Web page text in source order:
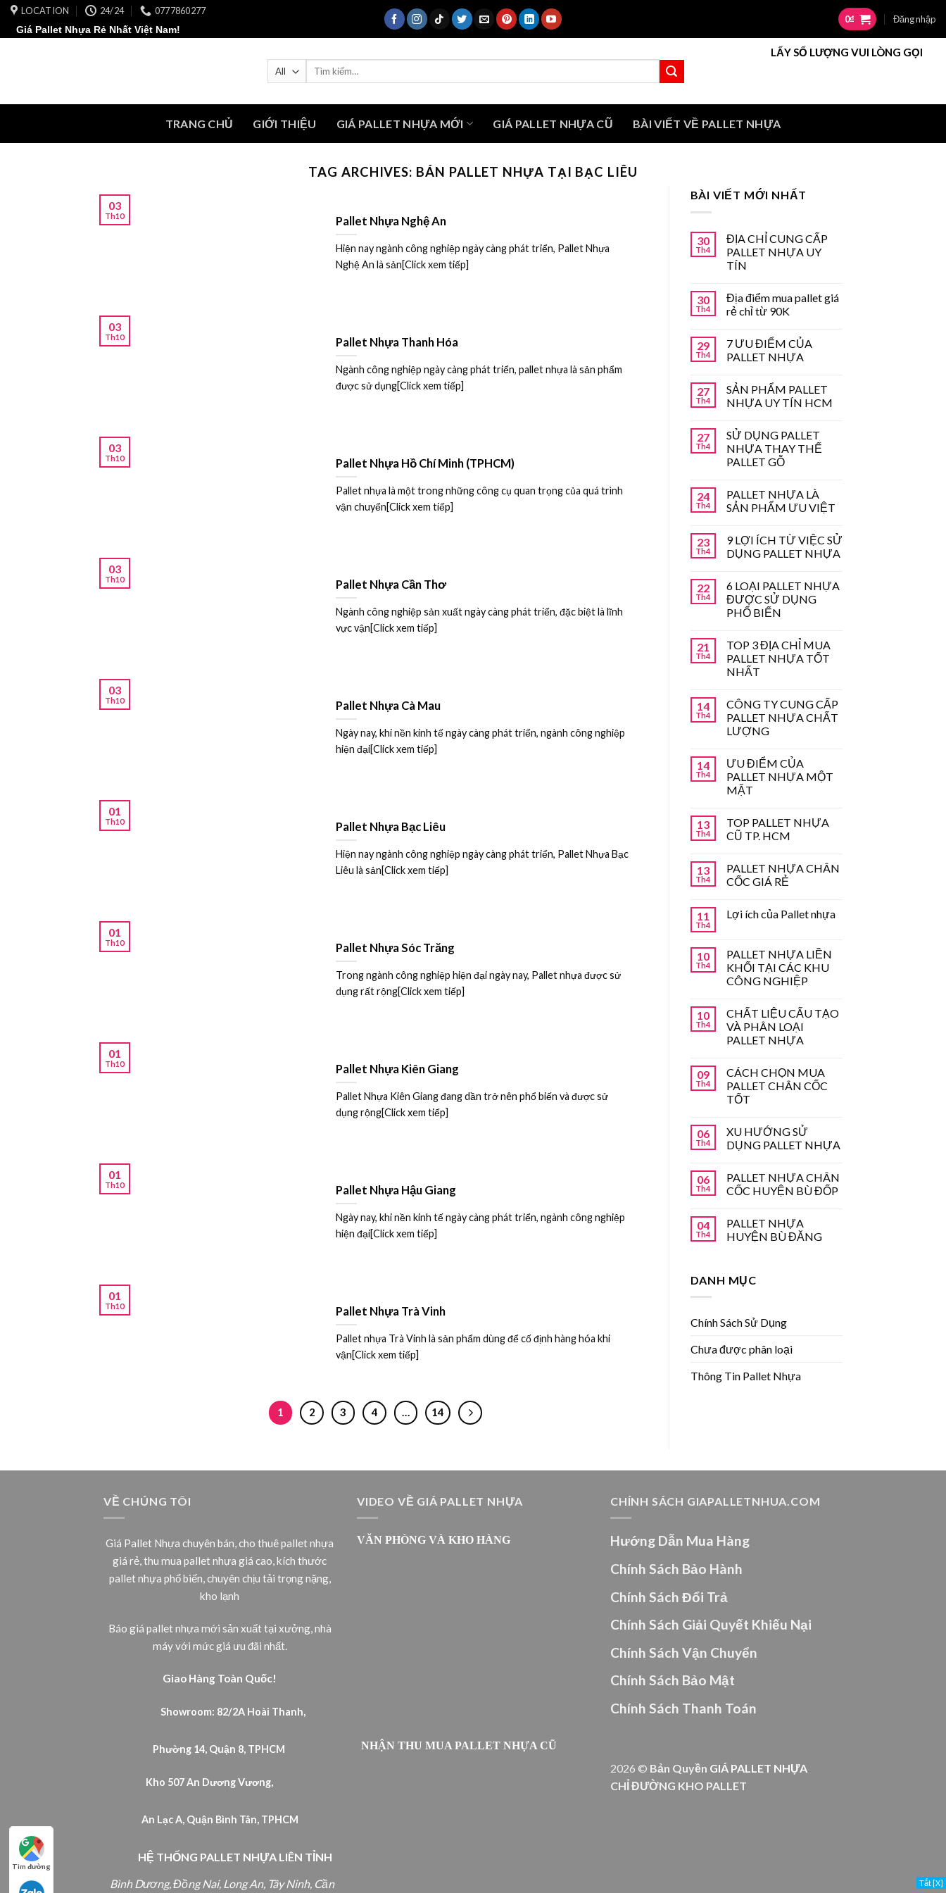
Skip LOCATION 24/24
0777860277
Giá Pallet Nhựa Rẻ Nhất Việt Nam!
0₫ Đăng nhập
Tìm
LẤY SỐ LƯỢNG VUI LÒNG GỌI
TRANG CHỦ GIỚI THIỆU GIÁ PALLET NHỰA MỚI GIÁ PALLET NHỰA CŨ BÀI VIẾT VỀ PALLET NHỰA
TAG ARCHIVES: BÁN PALLET NHỰA TẠI BẠC LIÊU
Pallet Nhựa Nghệ An
Hiện nay ngành công nghiệp ngày càng phát triển, Pallet Nhựa
Nghệ An là sản[Click xem tiếp]
03
Th10
Pallet Nhựa Thanh Hóa
Ngành công nghiệp ngày càng phát triển, pallet nhựa là sản phẩm
được sử dụng[Click xem tiếp]
03
Th10
Pallet Nhựa Hồ Chí Minh (TPHCM)
Pallet nhựa là một trong những công cụ quan trọng của quá trình
vận chuyển[Click xem tiếp]
03
Th10
Pallet Nhựa Cần Thơ
Ngành công nghiệp sản xuất ngày càng phát triển, đặc biệt là lĩnh
vực vận[Click xem tiếp]
03
Th10
Pallet Nhựa Cà Mau
Ngày nay, khi nền kinh tế ngày càng phát triển, ngành công nghiệp
hiện đại[Click xem tiếp]
03
Th10
Pallet Nhựa Bạc Liêu
Hiện nay ngành công nghiệp ngày càng phát triển, Pallet Nhựa Bạc
Liêu là sản[Click xem tiếp]
01
Th10
Pallet Nhựa Sóc Trăng
Trong ngành công nghiệp hiện đại ngày nay, Pallet nhựa được sử
dụng rất rộng[Click xem tiếp]
01
Th10
Pallet Nhựa Kiên Giang
Pallet Nhựa Kiên Giang đang dần trở nên phổ biến và được sử
dụng rộng[Click xem tiếp]
01
Th10
Pallet Nhựa Hậu Giang
Ngày nay, khi nền kinh tế ngày càng phát triển, ngành công nghiệp
hiện đại[Click xem tiếp]
01
Th10
Pallet Nhựa Trà Vinh
Pallet nhựa Trà Vinh là sản phẩm dùng để cố định hàng hóa khi
vận[Click xem tiếp]
01
Th10
1 2 3 4 … 14
BÀI VIẾT MỚI NHẤT
30
Th4
ĐỊA CHỈ CUNG CẤP
PALLET NHỰA UY
TÍN
30
Th4
Địa điểm mua pallet giá
rẻ chỉ từ 90K
29
Th4
7 ƯU ĐIỂM CỦA
PALLET NHỰA
27
Th4
SẢN PHẨM PALLET
NHỰA UY TÍN HCM
27
Th4
SỬ DỤNG PALLET
NHỰA THAY THẾ
PALLET GỖ
24
Th4
PALLET NHỰA LÀ
SẢN PHẨM ƯU VIỆT
23
Th4
9 LỢI ÍCH TỪ VIỆC SỬ
DỤNG PALLET NHỰA
22
Th4
6 LOẠI PALLET NHỰA
ĐƯỢC SỬ DỤNG
PHỔ BIẾN
21
Th4
TOP 3 ĐỊA CHỈ MUA
PALLET NHỰA TỐT
NHẤT
14
Th4
CÔNG TY CUNG CẤP
PALLET NHỰA CHẤT
LƯỢNG
14
Th4
ƯU ĐIỂM CỦA
PALLET NHỰA MỘT
MẶT
13
Th4
TOP PALLET NHỰA
CŨ TP. HCM
13
Th4
PALLET NHỰA CHÂN
CỐC GIÁ RẺ
11
Th4
Lợi ích của Pallet nhựa
10
Th4
PALLET NHỰA LIỀN
KHỐI TẠI CÁC KHU
CÔNG NGHIỆP
10
Th4
CHẤT LIỆU CẤU TẠO
VÀ PHÂN LOẠI
PALLET NHỰA
09
Th4
CÁCH CHỌN MUA
PALLET CHÂN CỐC
TỐT
06
Th4
XU HƯỚNG SỬ
DỤNG PALLET NHỰA
06
Th4
PALLET NHỰA CHÂN
CỐC HUYỆN BÙ ĐỐP
04
Th4
PALLET NHỰA
HUYỆN BÙ ĐĂNG
DANH MỤC
Chính Sách Sử Dụng
Chưa được phân loại
Thông Tin Pallet Nhựa
VỀ CHÚNG TÔI
Giá Pallet Nhựa chuyên bán, cho thuê pallet nhựa
giá rẻ, thu mua pallet nhựa giá cao, kích thước
pallet nhựa phổ biến, chuyên chịu tải trọng nặng,
kho lạnh
Báo giá pallet nhựa mới sản xuất tại xưởng, nhà
máy với mức giá ưu đãi nhất.
Giao Hàng Toàn Quốc!
Showroom: 82/2A Hoài Thanh,
Phường 14, Quận 8, TPHCM
Kho 507 An Dương Vương,
An Lạc A, Quận Bình Tân, TPHCM
HỆ THỐNG PALLET NHỰA LIÊN TỈNH
Bình Dương, Đồng Nai, Long An, Tây Ninh, Cần
VIDEO VỀ GIÁ PALLET NHỰA
VĂN PHÒNG VÀ KHO HÀNG
NHẬN THU MUA PALLET NHỰA CŨ
CHÍNH SÁCH GIAPALLETNHUA.COM
Hướng Dẫn Mua Hàng
Chính Sách Bảo Hành
Chính Sách Đổi Trả
Chính Sách Giải Quyết Khiếu Nại
Chính Sách Vận Chuyển
Chính Sách Bảo Mật
Chính Sách Thanh Toán
2026 © Bản Quyền GIÁ PALLET NHỰA
CHỈ ĐƯỜNG KHO PALLET
Tắt [X]
Tìm đường